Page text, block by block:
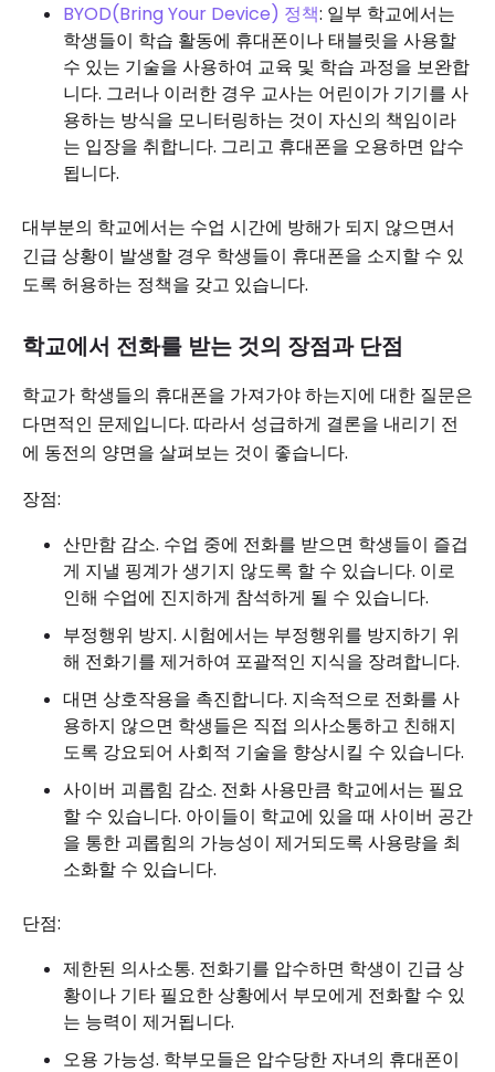
BYOD(Bring Your Device) 정책: 일부 학교에서는
학생들이 학습 활동에 휴대폰이나 태블릿을 사용할
수 있는 기술을 사용하여 교육 및 학습 과정을 보완합
니다. 그러나 이러한 경우 교사는 어린이가 기기를 사
용하는 방식을 모니터링하는 것이 자신의 책임이라
는 입장을 취합니다. 그리고 휴대폰을 오용하면 압수
됩니다.
대부분의 학교에서는 수업 시간에 방해가 되지 않으면서
긴급 상황이 발생할 경우 학생들이 휴대폰을 소지할 수 있
도록 허용하는 정책을 갖고 있습니다.
학교에서 전화를 받는 것의 장점과 단점
학교가 학생들의 휴대폰을 가져가야 하는지에 대한 질문은
다면적인 문제입니다. 따라서 성급하게 결론을 내리기 전
에 동전의 양면을 살펴보는 것이 좋습니다.
장점:
산만함 감소. 수업 중에 전화를 받으면 학생들이 즐겁
게 지낼 핑계가 생기지 않도록 할 수 있습니다. 이로
인해 수업에 진지하게 참석하게 될 수 있습니다.
부정행위 방지. 시험에서는 부정행위를 방지하기 위
해 전화기를 제거하여 포괄적인 지식을 장려합니다.
대면 상호작용을 촉진합니다. 지속적으로 전화를 사
용하지 않으면 학생들은 직접 의사소통하고 친해지
도록 강요되어 사회적 기술을 향상시킬 수 있습니다.
사이버 괴롭힘 감소. 전화 사용만큼 학교에서는 필요
할 수 있습니다. 아이들이 학교에 있을 때 사이버 공간
을 통한 괴롭힘의 가능성이 제거되도록 사용량을 최
소화할 수 있습니다.
단점:
제한된 의사소통. 전화기를 압수하면 학생이 긴급 상
황이나 기타 필요한 상황에서 부모에게 전화할 수 있
는 능력이 제거됩니다.
오용 가능성. 학부모들은 압수당한 자녀의 휴대폰이